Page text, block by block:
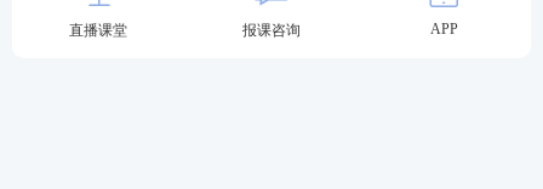
B.质量管理体系关键要素
直播课堂 报课咨询 APP